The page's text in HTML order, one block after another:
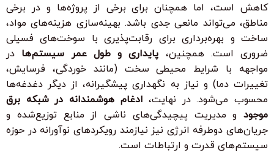
کاهش است، اما همچنان برای برخی از پروژه‌ها و در برخی
مناطق، می‌تواند مانعی جدی باشد. بهینه‌سازی هزینه‌های مواد،
ساخت و بهره‌برداری برای رقابت‌پذیری با سوخت‌های فسیلی
ضروری است. همچنین، پایداری و طول عمر سیستم‌ها در
مواجهه با شرایط محیطی سخت (مانند خوردگی، فرسایش،
تغییرات دما) و نیاز به نگهداری پیشگیرانه، از دیگر دغدغه‌ها
محسوب می‌شود. در نهایت، ادغام هوشمندانه در شبکه برق
موجود و مدیریت پیچیدگی‌های ناشی از منابع توزیع‌شده و
جریان‌های دوطرفه انرژی نیز نیازمند رویکردهای نوآورانه در حوزه
سیستم‌های قدرت و ارتباطات است.